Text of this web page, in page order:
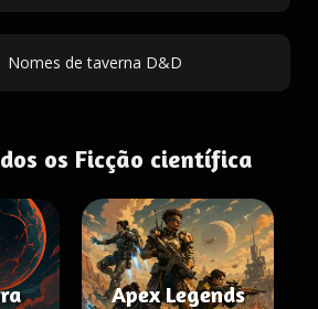
Nomes de taverna D&D
os Ficção científica
Apex Legends